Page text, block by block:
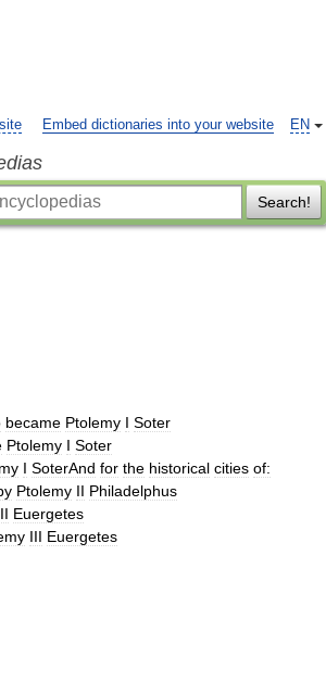
EN
Embed dictionaries into your website
Search!
became Ptolemy I Soter
Ptolemy I Soter
I SoterAnd for the historical cities of:
Ptolemy II Philadelphus
Euergetes
III Euergetes